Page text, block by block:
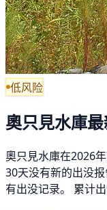
低风险
奧只見水庫
奧只見水庫在2026
30天没有新的出没
有出没记录。 累计出